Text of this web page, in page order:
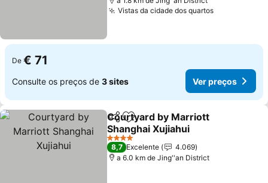
Vistas da cidade dos quartosVer preços
De € 71
Consulte os preços de 3 sites Ver preços
PartilharAdicionar aos favoritos
Courtyard by Marriott
Shanghai Xujiahui
Ver preços
4 Estrelas
8,7 Excelente
4.069
a 6.0 km de Jing''an District